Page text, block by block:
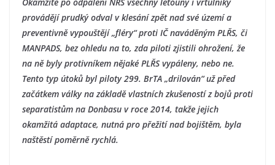
provádějí prudký odval v klesání zpět nad své území a
preventivně vypouštějí „fléry“ proti IČ naváděným PLŘS, či
MANPADS, bez ohledu na to, zda piloti zjistili ohrožení, že
na ně byly protivníkem nějaké PLŘS vypáleny, nebo ne.
Tento typ útoků byl piloty 299. BrTA „drilován“ už před
začátkem války na základě vlastních zkušeností z bojů proti
separatistům na Donbasu v roce 2014, takže jejich
okamžitá adaptace, nutná pro přežití nad bojištěm, byla
naštěstí poměrně rychlá.